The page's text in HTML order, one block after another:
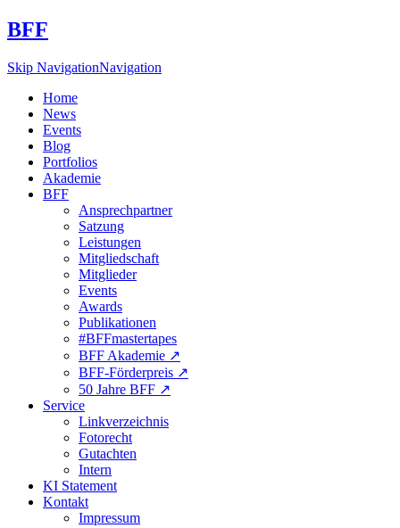
BFF
Skip NavigationNavigation
Home
News
Events
Blog
Portfolios
Akademie
BFF
Ansprechpartner
Satzung
Leistungen
Mitgliedschaft
Mitglieder
Events
Awards
Publikationen
#BFFmastertapes
BFF Akademie ↗︎
BFF-Förderpreis ↗︎
50 Jahre BFF ↗︎
Service
Linkverzeichnis
Fotorecht
Gutachten
Intern
KI Statement
Kontakt
Impressum